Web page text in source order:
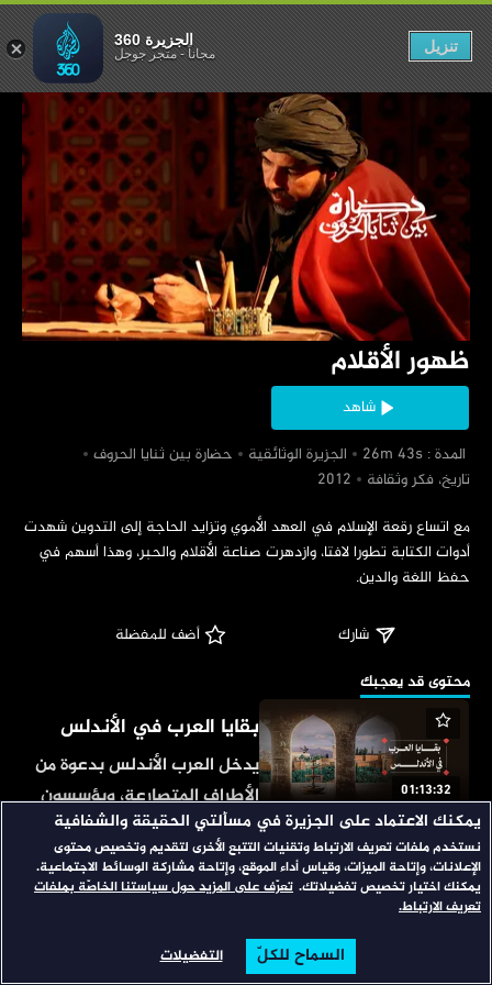
تصفح
‏ظهور الأقلام
شاهد
‏ المدة : 26m 43s
‏الجزيرة الوثائقية
‏حضارة بين ثنايا الحروف
‏تاريخ، فكر وثقافة
حفظ اللغة والدين.
شارك
أضف للمفضلة
‏محتوى قد يعجبك
01:13:32
بقايا العرب في الأندلس
يدخل العرب الأندلس بدعوة من
الأطراف المتصارعة، ويؤسسون
حضارة مزدهرة، فكيف أثرت
إنجازاتهم في الثقافة واللغة
الإسبانيتين؟ وما أبرز إرثهم
المواسم (18) تحت المجهر
يبحث في القضايا السياسية
اليومية، فيجمع السياسي
ظهور الأقلام
الجزيرة 360
مجاناً-متجر جوجل تنزيل
يمكنك الاعتماد على الجزيرة في مسألتي الحقيقة والشفافية
نستخدم ملفات تعريف الارتباط وتقنيات التتبع الأخرى لتقديم وتخصيص محتوى
الإعلانات، وإتاحة الميزات، وقياس أداء الموقع، وإتاحة مشاركة الوسائط الاجتماعية.
يمكنك اختيار تخصيص تفضيلاتك. تعرّف على المزيد حول سياستنا الخاصّة بملفات
تعريف الارتباط.
التفضيلات السماح للكلّ